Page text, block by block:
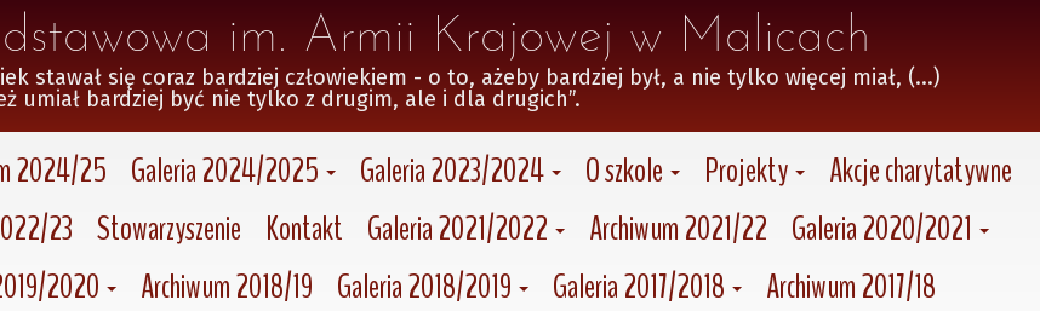
im. Armii Krajowej w Malicach
stawał się coraz bardziej człowiekiem - o to, ażeby bardziej był, a nie tylko więcej miał, (...)
umiał bardziej być nie tylko z drugim, ale i dla drugich”.
2024/25 Galeria 2024/2025 Galeria 2023/2024 O szkole Projekty
Akcje charytatywne
23 Stowarzyszenie Kontakt Galeria 2021/2022 Archiwum 2021/22 Galeria 2020/2021
2020 Archiwum 2018/19 Galeria 2018/2019 Galeria 2017/2018
Archiwum 2017/18